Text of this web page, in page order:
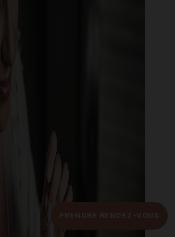
PRENDRE RENDEZ-VOUS